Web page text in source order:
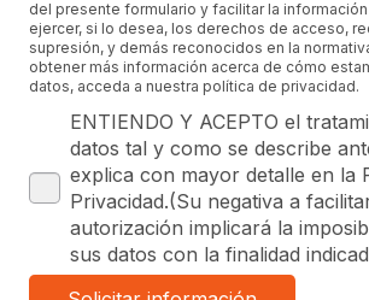
del presente formulario y facilitar la
ejercer, si lo desea, los derechos de acceso,
supresión, y demás reconocidos en la
obtener más información acerca de cómo
datos, acceda a nuestra política de privacidad.
ENTIENDO Y ACEPTO el
datos tal y como se describe
explica con mayor detalle en la
Privacidad.(Su negativa a
autorización implicará la
sus datos con la finalidad